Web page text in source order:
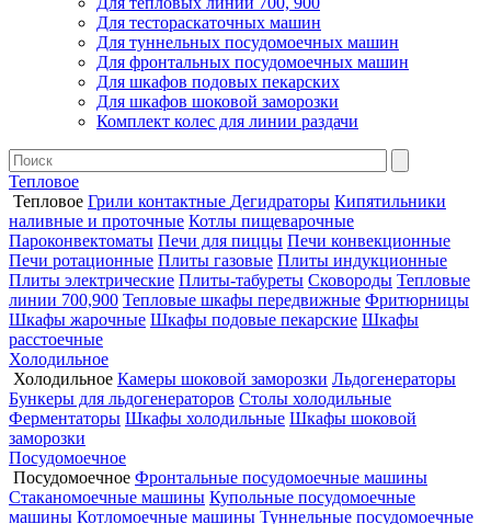
Для тестораскаточных машин
Для туннельных посудомоечных машин
Для фронтальных посудомоечных машин
Для шкафов подовых пекарских
Для шкафов шоковой заморозки
Комплект колес для линии раздачи
Тепловое
Тепловое Грили контактные Дегидраторы Кипятильники
наливные и проточные Котлы пищеварочные
Пароконвектоматы Печи для пиццы Печи конвекционные
Печи ротационные Плиты газовые Плиты индукционные
Плиты электрические Плиты-табуреты Сковороды Тепловые
линии 700,900 Тепловые шкафы передвижные Фритюрницы
Шкафы жарочные Шкафы подовые пекарские Шкафы
расстоечные
Холодильное
Холодильное Камеры шоковой заморозки Льдогенераторы
Бункеры для льдогенераторов Столы холодильные
Ферментаторы Шкафы холодильные Шкафы шоковой
заморозки
Посудомоечное
Посудомоечное Фронтальные посудомоечные машины
Стаканомоечные машины Купольные посудомоечные
машины Котломоечные машины Туннельные посудомоечные